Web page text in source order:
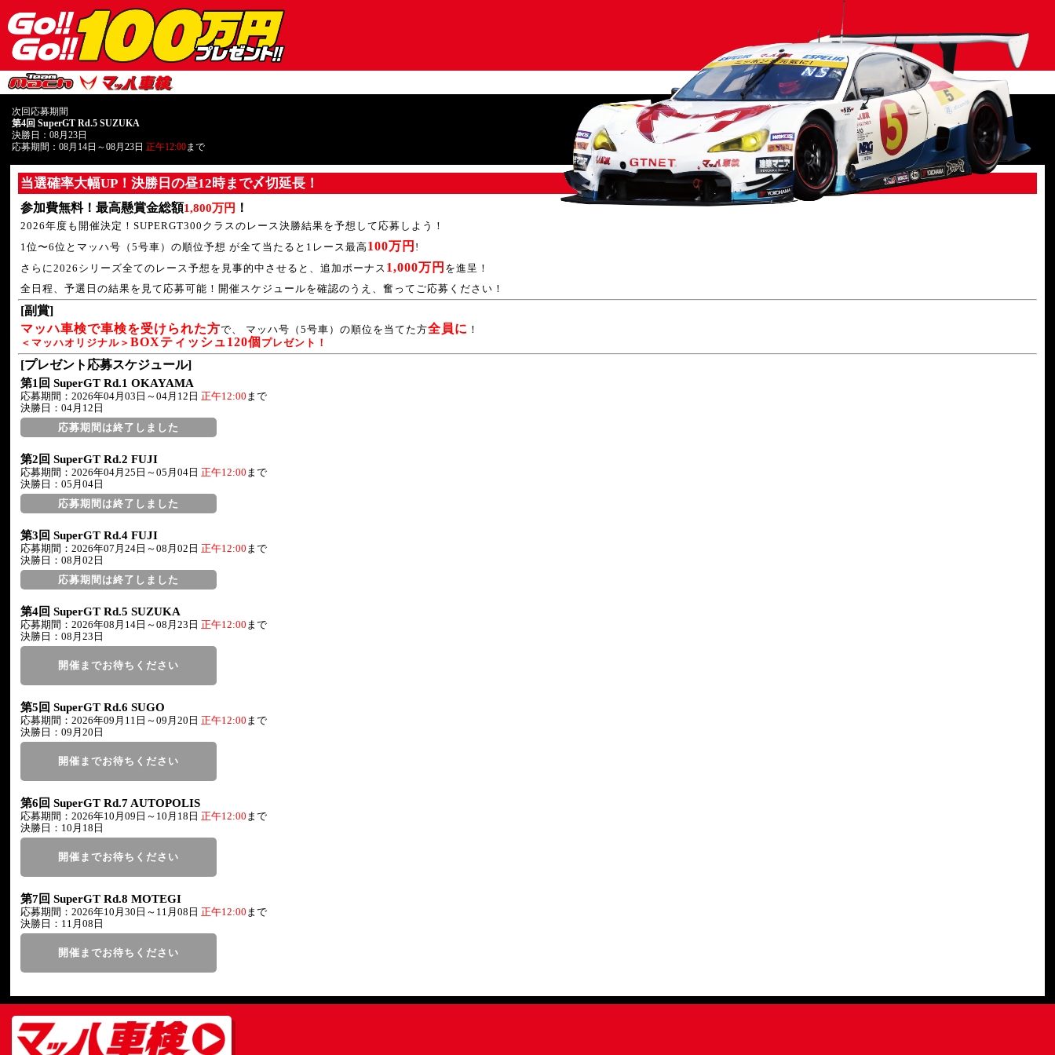
次回応募期間
第4回 SuperGT Rd.5 SUZUKA
決勝日：08月23日
応募期間：08月14日～08月23日 正午12:00まで
当選確率大幅UP！決勝日の昼12時まで〆切延長！
参加費無料！最高懸賞金総額1,800万円 ！
2026年度も開催決定！SUPERGT300クラスのレース決勝結果を予想して応募しよう！
1位〜6位とマッハ号（5号車）の順位予想 が全て当たると1レース最高100万円 !
さらに2026シリーズ全てのレース予想を見事的中させると、追加ボーナス 1,000万円 を進呈！
全日程、予選日の結果を見て応募可能！開催スケジュールを確認のうえ、奮ってご応募ください！
[副賞]
マッハ車検で車検を受けられた方で、 マッハ号（5号車）の順位を当てた方全員に ！
＜マッハオリジナル＞BOXティッシュ120個 プレゼント！
[プレゼント応募スケジュール]
第1回 SuperGT Rd.1 OKAYAMA
応募期間：2026年04月03日～04月12日正午12:00 まで
決勝日：04月12日
応募期間は終了しました
第2回 SuperGT Rd.2 FUJI
応募期間：2026年04月25日～05月04日正午12:00 まで
決勝日：05月04日
応募期間は終了しました
第3回 SuperGT Rd.4 FUJI
応募期間：2026年07月24日～08月02日正午12:00 まで
決勝日：08月02日
応募期間は終了しました
第4回 SuperGT Rd.5 SUZUKA
応募期間：2026年08月14日～08月23日正午12:00 まで
決勝日：08月23日
開催までお待ちください
第5回 SuperGT Rd.6 SUGO
応募期間：2026年09月11日～09月20日正午12:00 まで
決勝日：09月20日
開催までお待ちください
第6回 SuperGT Rd.7 AUTOPOLIS
応募期間：2026年10月09日～10月18日正午12:00 まで
決勝日：10月18日
開催までお待ちください
第7回 SuperGT Rd.8 MOTEGI
応募期間：2026年10月30日～11月08日正午12:00 まで
決勝日：11月08日
開催までお待ちください